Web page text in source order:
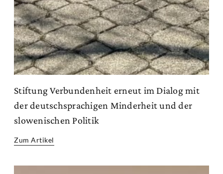
Stiftung Verbundenheit erneut im Dialog mit
der deutschsprachigen Minderheit und der
slowenischen Politik
Zum Artikel